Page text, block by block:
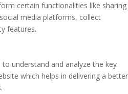
certain functionalities like sharing
media platforms, collect
features.
understand and analyze the key
which helps in delivering a better